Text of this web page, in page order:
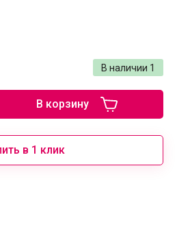
В наличии 1
В корзину
в 1 клик